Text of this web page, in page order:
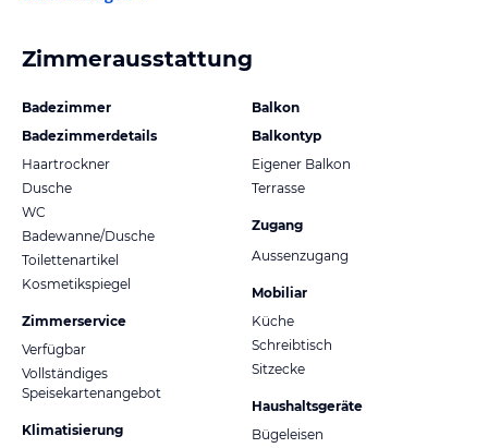
Zimmerausstattung
Badezimmer
Badezimmerdetails
Haartrockner
Dusche
WC
Badewanne/Dusche
Toilettenartikel
Kosmetikspiegel
Zimmerservice
Verfügbar
Vollständiges
Speisekartenangebot
Klimatisierung
Balkon
Balkontyp
Eigener Balkon
Terrasse
Zugang
Aussenzugang
Mobiliar
Küche
Schreibtisch
Sitzecke
Haushaltsgeräte
Bügeleisen